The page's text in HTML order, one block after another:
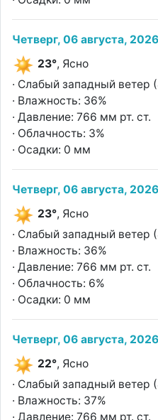
Четверг, 06 августа,
23°, Ясно
· Слабый западный ветер
· Влажность: 36%
· Давление: 766 мм рт. ст.
· Облачность: 3%
· Осадки: 0 мм
Четверг, 06 августа,
23°, Ясно
· Слабый западный ветер
· Влажность: 36%
· Давление: 766 мм рт. ст.
· Облачность: 6%
· Осадки: 0 мм
Четверг, 06 августа,
22°, Ясно
· Слабый западный ветер
· Влажность: 37%
· Давление: 766 мм рт. ст.